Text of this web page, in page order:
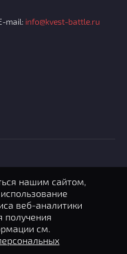
mail: info@kvest-battle.ru
нашим сайтом,
веб-аналитики
получения
см.